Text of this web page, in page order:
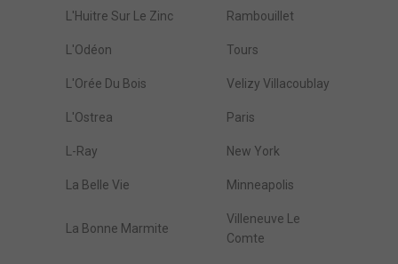
L'Huitre Sur Le Zinc Rambouillet
L'Odéon Tours
L'Orée Du Bois Velizy Villacoublay
L'Ostrea Paris
L-Ray New York
La Belle Vie Minneapolis
La Bonne Marmite
Villeneuve Le
Comte